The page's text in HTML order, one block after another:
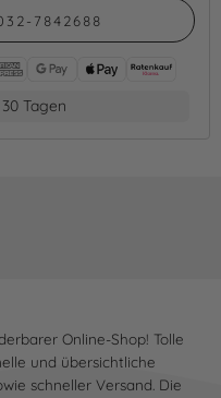
7842688
Tagen
Online-Shop! Tolle
und übersichtliche
schneller Versand. Die